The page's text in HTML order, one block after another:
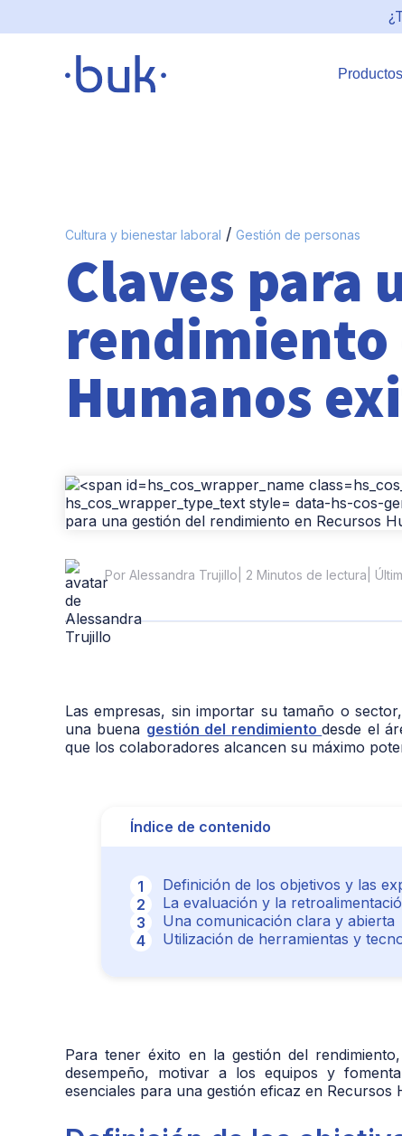
Productos
Cultura y bienestar laboral / Gestión de personas
Claves para
rendimiento
Humanos
Por Alessandra Trujillo | 2 Minutos de lectura |
Las empresas, sin importar su tamaño o
una buena gestión del rendimientodesde el
que los colaboradores alcancen su máximo
Índice de contenido
Definición de los objetivos y las
La evaluación y la
Una comunicación clara y abierta
Utilización de herramientas y
Para tener éxito en la gestión del
desempeño, motivar a los equipos y
esenciales para una gestión eficaz en Recursos